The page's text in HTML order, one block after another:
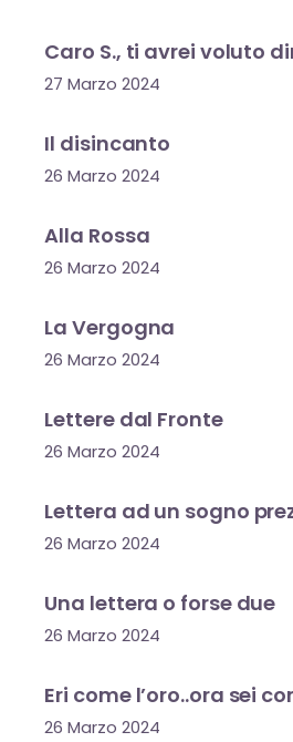
Caro S., ti avrei voluto
27 Marzo 2024
Il disincanto
26 Marzo 2024
Alla Rossa
26 Marzo 2024
La Vergogna
26 Marzo 2024
Lettere dal Fronte
26 Marzo 2024
Lettera ad un sogno
26 Marzo 2024
Una lettera o forse due
26 Marzo 2024
Eri come l’oro..ora sei
26 Marzo 2024